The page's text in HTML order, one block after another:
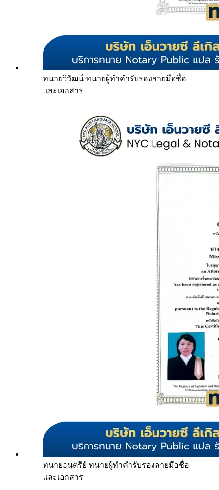
ทนายวิวัฒน์·ทนายผู้ทำคำรับรองลายมือชื่อ
และเอกสาร
ทนายอนุตรีย์·ทนายผู้ทำคำรับรองลายมือชื่อ
และเอกสาร